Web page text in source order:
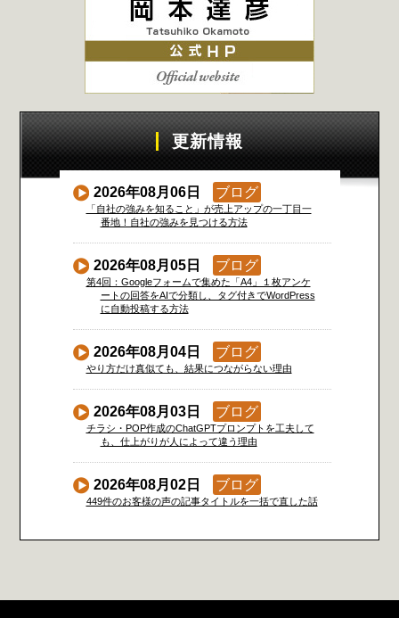
更新情報
2026年08月06日 ブログ
「自社の強みを知ること」が売上アップの一丁目一
番地！自社の強みを見つける方法
2026年08月05日 ブログ
第4回：Googleフォームで集めた「A4」１枚アンケ
ートの回答をAIで分類し、タグ付きでWordPress
に自動投稿する方法
2026年08月04日 ブログ
やり方だけ真似ても、結果につながらない理由
2026年08月03日 ブログ
チラシ・POP作成のChatGPTプロンプトを工夫して
も、仕上がりが人によって違う理由
2026年08月02日 ブログ
449件のお客様の声の記事タイトルを一括で直した話